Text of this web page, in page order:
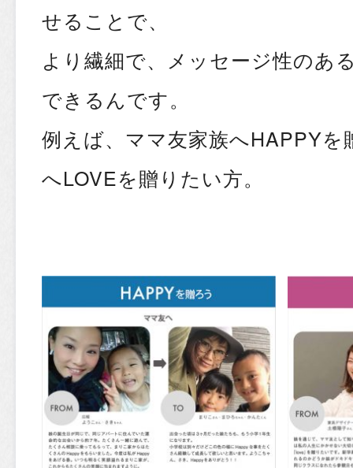
せることで、
より繊細で、メッセージ性のあ
できるんです。
例えば、ママ友家族へHAPPYを
へLOVEを贈りたい方。